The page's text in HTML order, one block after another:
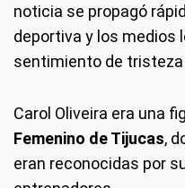
noticia se propagó
deportiva y los medios
sentimiento de
Carol Oliveira era una
Femenino de Tijucas,
eran reconocidas por